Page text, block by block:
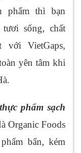
phẩm thì bạn
sống, chất
VietGaps,
yên tâm khi
phẩm sạch
Organic Foods
bẩn, kém